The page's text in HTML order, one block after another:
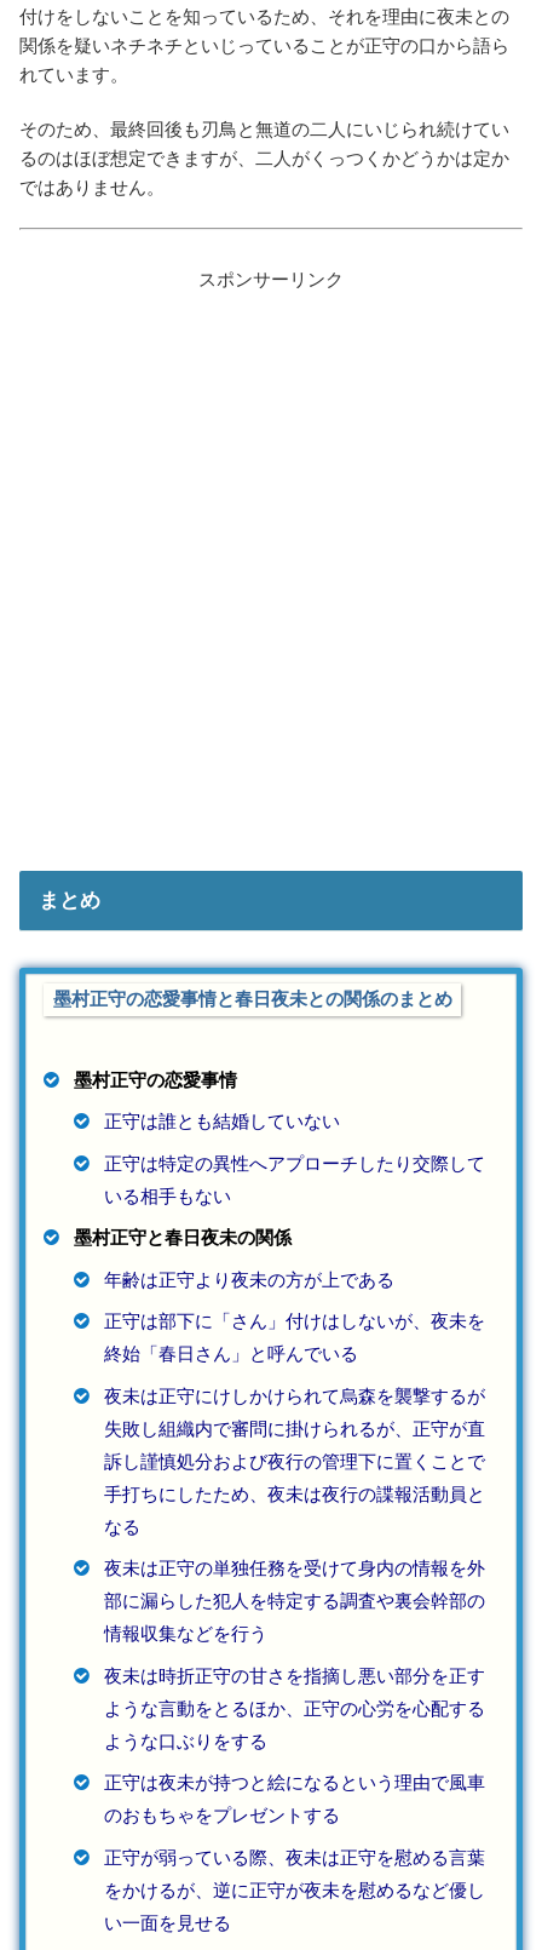
付けをしないことを知っているため、それを理由に夜未との
関係を疑いネチネチといじっていることが正守の口から語ら
れています。
そのため、最終回後も刃鳥と無道の二人にいじられ続けてい
るのはほぼ想定できますが、二人がくっつくかどうかは定か
ではありません。
スポンサーリンク
まとめ
墨村正守の恋愛事情と春日夜未との関係のまとめ
墨村正守の恋愛事情
正守は誰とも結婚していない
正守は特定の異性へアプローチしたり交際して
いる相手もない
墨村正守と春日夜未の関係
年齢は正守より夜未の方が上である
正守は部下に「さん」付けはしないが、夜未を
終始「春日さん」と呼んでいる
夜未は正守にけしかけられて烏森を襲撃するが
失敗し組織内で審問に掛けられるが、正守が直
訴し謹慎処分および夜行の管理下に置くことで
手打ちにしたため、夜未は夜行の諜報活動員と
なる
夜未は正守の単独任務を受けて身内の情報を外
部に漏らした犯人を特定する調査や裏会幹部の
情報収集などを行う
夜未は時折正守の甘さを指摘し悪い部分を正す
ような言動をとるほか、正守の心労を心配する
ような口ぶりをする
正守は夜未が持つと絵になるという理由で風車
のおもちゃをプレゼントする
正守が弱っている際、夜未は正守を慰める言葉
をかけるが、逆に正守が夜未を慰めるなど優し
い一面を見せる